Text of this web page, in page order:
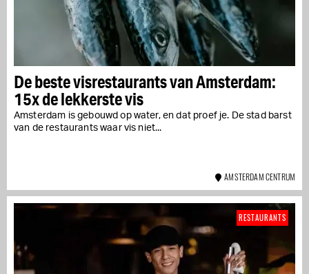
De beste visrestaurants van Amsterdam:
15x de lekkerste vis
Amsterdam is gebouwd op water, en dat proef je. De stad barst
van de restaurants waar vis niet...
AMSTERDAM CENTRUM
RESTAURANTS